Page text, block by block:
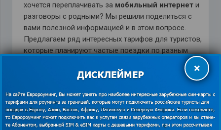
хочется переплачивать за мобильный интернети
разговоры с родными? Мы решили поделиться с
вами полезной информацией и в этом вопросе.
Предлагаем ряд интересных тарифов для туристов,
которые планируют частые поездки по разным
Мобильный оператор Оранж
предлагает
заманчивый тариф «По Европе», который
расширяет границы (абонентам доступно 36
стран Европы). Кроме этого, цены компании
очень лояльны. Всего за 1 евро вы получите 60
×